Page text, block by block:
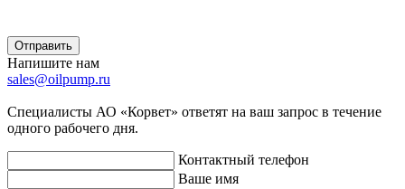
Отправить
Напишите нам
sales@oilpump.ru
Специалисты АО «Корвет» ответят на ваш запрос в течение
одного рабочего дня.
Контактный телефон
Ваше имя